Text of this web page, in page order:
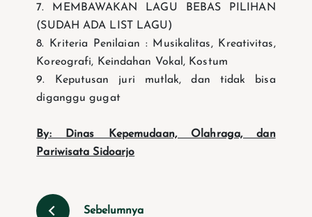
7. MEMBAWAKAN LAGU BEBAS PILIHAN
(SUDAH ADA LIST LAGU)
8. Kriteria Penilaian : Musikalitas, Kreativitas,
Koreografi, Keindahan Vokal, Kostum
9. Keputusan juri mutlak, dan tidak bisa
diganggu gugat
By: Dinas Kepemudaan, Olahraga, dan
Pariwisata Sidoarjo
Sebelumnya